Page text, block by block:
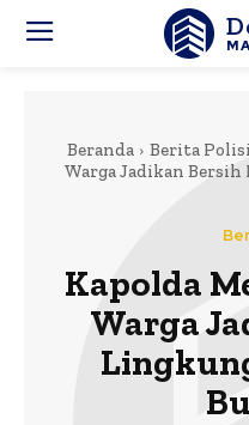
Beranda Berita Polisi
Warga Jadikan Bersih
Kapolda
Warga